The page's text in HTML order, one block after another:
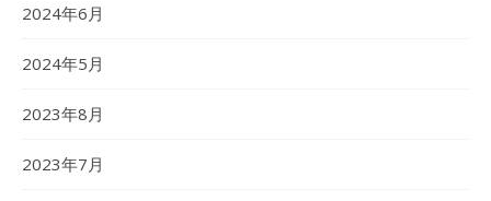
2024年6月
2024年5月
2023年8月
2023年7月